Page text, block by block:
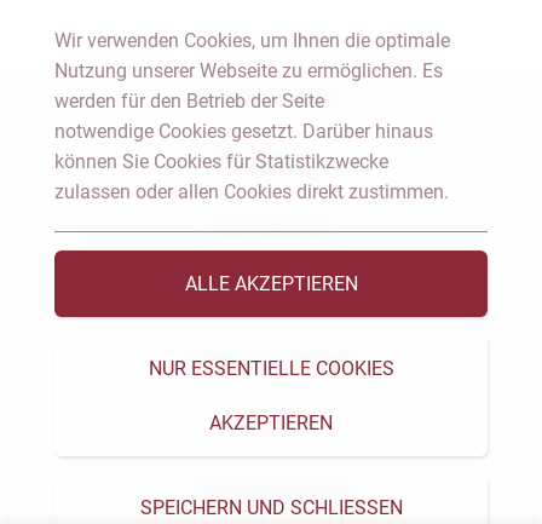
Notar Dresden
Fachgebiete
Das Notariat
Vorträge & Veröffentlichungen
Videos & Podcast
Aktuelles
Wir verwenden Cookies, um Ihnen die optimale
Nutzung unserer Webseite zu ermöglichen. Es
werden für den Betrieb der Seite
notwendige Cookies gesetzt. Darüber hinaus
können Sie Cookies für Statistikzwecke
zulassen oder allen Cookies direkt zustimmen.
ALLE AKZEPTIEREN
NUR ESSENTIELLE COOKIES
AKZEPTIEREN
SPEICHERN UND SCHLIESSEN